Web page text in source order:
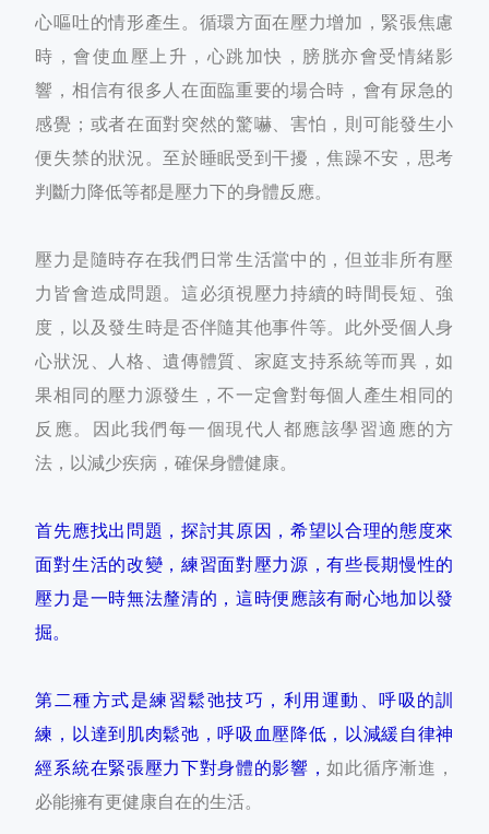
心嘔吐的情形產生。循環方面在壓力增加，緊張焦慮
時，會使血壓上升，心跳加快，膀胱亦會受情緒影
響，相信有很多人在面臨重要的場合時，會有尿急的
感覺；或者在面對突然的驚嚇、害怕，則可能發生小
便失禁的狀況。至於睡眠受到干擾，焦躁不安，思考
判斷力降低等都是壓力下的身體反應。
壓力是隨時存在我們日常生活當中的，但並非所有壓
力皆會造成問題。這必須視壓力持續的時間長短、強
度，以及發生時是否伴隨其他事件等。此外受個人身
心狀況、人格、遺傳體質、家庭支持系統等而異，如
果相同的壓力源發生，不一定會對每個人產生相同的
反應。因此我們每一個現代人都應該學習適應的方
法，以減少疾病，確保身體健康。
首先應找出問題，探討其原因，希望以合理的態度來
面對生活的改變，練習面對壓力源，有些長期慢性的
壓力是一時無法釐清的，這時便應該有耐心地加以發
掘。
第二種方式是練習鬆弛技巧，利用運動、呼吸的訓
練，以達到肌肉鬆弛，呼吸血壓降低，以減緩自律神
經系統在緊張壓力下對身體的影響，如此循序漸進，
必能擁有更健康自在的生活。